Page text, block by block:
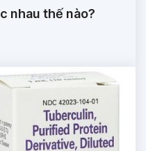
nhau thế nào?